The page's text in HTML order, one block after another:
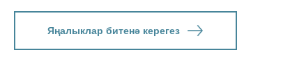
Яңалыклар битенә керегез